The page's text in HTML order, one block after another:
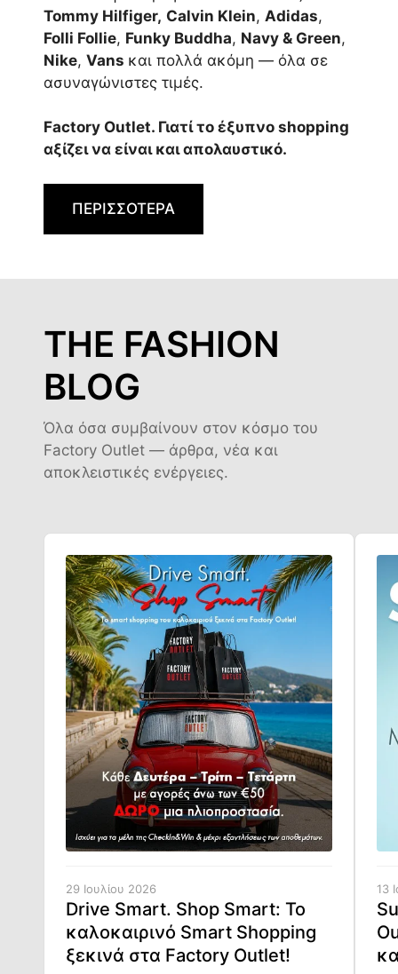
Tommy Hilfiger, Calvin Klein, Adidas,
Folli Follie, Funky Buddha, Navy & Green,
Nike, Vans και πολλά ακόμη — όλα σε
ασυναγώνιστες τιμές.
Factory Outlet. Γιατί το έξυπνο shopping
αξίζει να είναι και απολαυστικό.
ΠΕΡΙΣΣΟΤΕΡΑ
THE FASHION
BLOG
Όλα όσα συμβαίνουν στον κόσμο του
Factory Outlet — άρθρα, νέα και
αποκλειστικές ενέργειες.
29 Ιουλίου 2026
Drive Smart. Shop Smart: Το
καλοκαιρινό Smart Shopping
ξεκινά στα Factory Outlet!
13